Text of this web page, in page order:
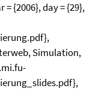
{2006}, day = {29},
Simulation,